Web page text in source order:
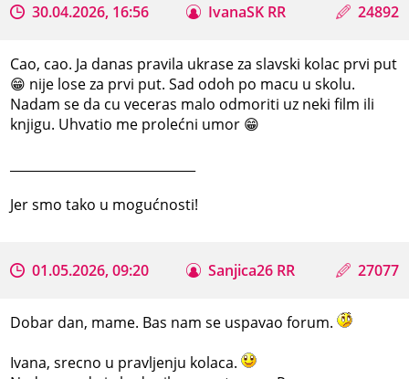
30.04.2026, 16:56 IvanaSK RR 24892
Cao, cao. Ja danas pravila ukrase za slavski kolac prvi put
😁 nije lose za prvi put. Sad odoh po macu u skolu.
Nadam se da cu veceras malo odmoriti uz neki film ili
knjigu. Uhvatio me prolećni umor 😁
Jer smo tako u mogućnosti!
01.05.2026, 09:20 Sanjica26 RR 27077
Dobar dan, mame. Bas nam se uspavao forum.
Ivana, srecno u pravljenju kolaca.